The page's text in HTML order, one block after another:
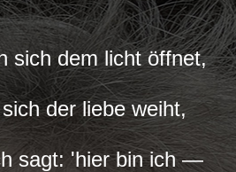
sich dem licht öffnet,
der liebe weiht,
sagt: 'hier bin ich —